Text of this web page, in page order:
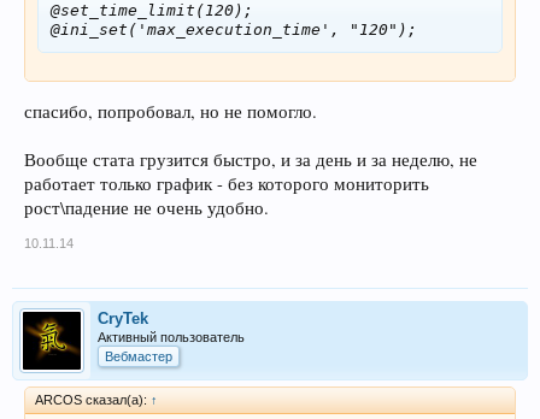
@set_time_limit(120);
спасибо, попробовал, но не помогло.
Вообще стата грузится быстро, и за день и за неделю, не
работает только график - без которого мониторить
рост\падение не очень удобно.
10.11.14
CryTek
Активный пользователь
Вебмастер
ARCOS сказал(а): ↑